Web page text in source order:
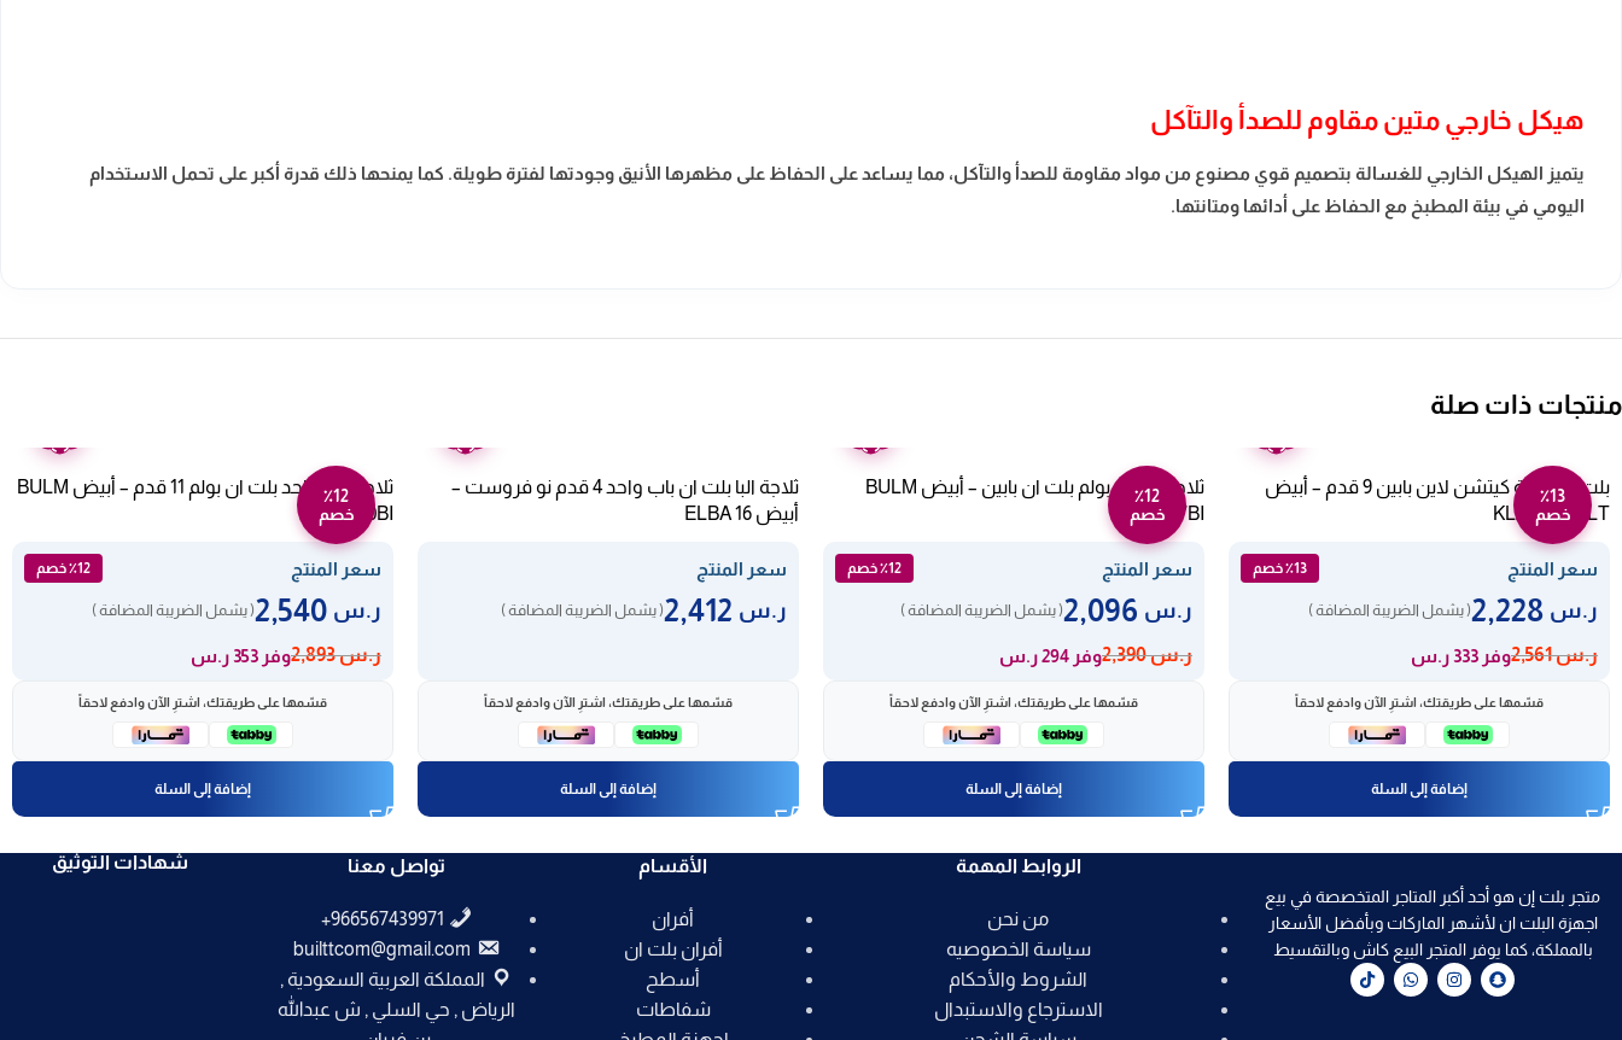
هيكل خارجي متين مقاوم للصدأ والتآكل
يتميز الهيكل الخارجي للغسالة بتصميم قوي مصنوع من مواد مقاومة للصدأ والتآكل، مما يساعد على الحفاظ على مظهرها الأنيق وجودتها لفترة طويلة. كما يمنحها ذلك قدرة أكبر على تحمل الاستخدام
اليومي في بيئة المطبخ مع الحفاظ على أدائها ومتانتها.
منتجات ذات صلة
٪13
خصم
بلت ان ثلاجة كيتشن لاين بابين 9 قدم – أبيض
KL2761-243LT
سعر المنتج ٪13 خصم
ر.س ( يشمل الضريبة المضافة )
ر.س2,561 وفر 333 ر.س
قسّمها على طريقتك، اشترِ الآن وادفع لاحقاً
إضافة إلى السلة
٪12
خصم
ثلاجة 9 قدم بولم بلت ان بابين – أبيض BULM
177BI
سعر المنتج ٪12 خصم
ر.س ( يشمل الضريبة المضافة )
ر.س2,390 وفر 294 ر.س
قسّمها على طريقتك، اشترِ الآن وادفع لاحقاً
إضافة إلى السلة
ثلاجة البا بلت ان باب واحد 4 قدم نو فروست –
أبيض ELBA 16
سعر المنتج
ر.س ( يشمل الضريبة المضافة )
قسّمها على طريقتك، اشترِ الآن وادفع لاحقاً
إضافة إلى السلة
٪12
خصم
ثلاجة باب واحد بلت ان بولم 11 قدم – أبيض BULM
180BI
سعر المنتج ٪12 خصم
ر.س ( يشمل الضريبة المضافة )
ر.س2,893 وفر 353 ر.س
قسّمها على طريقتك، اشترِ الآن وادفع لاحقاً
إضافة إلى السلة
متجر بلت إن هو أحد أكبر المتاجر المتخصصة في بيع
اجهزة البلت ان لأشهر الماركات وبأفضل الأسعار
بالمملكة، كما يوفر المتجر البيع كاش وبالتقسيط
الروابط المهمة
من نحن
سياسة الخصوصيه
الشروط والأحكام
الاسترجاع والاستبدال
الأقسام
أفران
أفران بلت ان
أسطح
شفاطات
تواصل معنا
builttcom@gmail.com
المملكة العربية السعودية ,
الرياض , حي السلي , ش عبدالله
شهادات التوثيق